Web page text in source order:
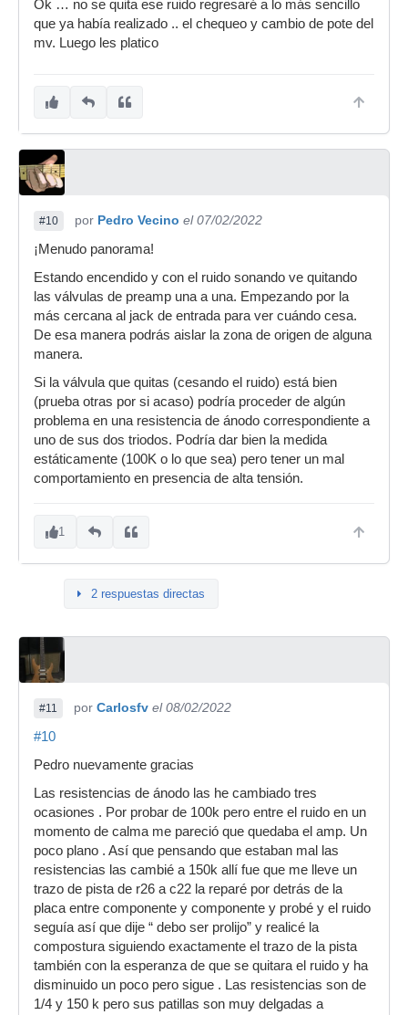
Ok … no se quita ese ruido regresaré a lo más sencillo
que ya había realizado .. el chequeo y cambio de pote del
mv. Luego les platico
#10 por Pedro Vecino el 07/02/2022
¡Menudo panorama!
Estando encendido y con el ruido sonando ve quitando
las válvulas de preamp una a una. Empezando por la
más cercana al jack de entrada para ver cuándo cesa.
De esa manera podrás aislar la zona de origen de alguna
manera.
Si la válvula que quitas (cesando el ruido) está bien
(prueba otras por si acaso) podría proceder de algún
problema en una resistencia de ánodo correspondiente a
uno de sus dos triodos. Podría dar bien la medida
estáticamente (100K o lo que sea) pero tener un mal
comportamiento en presencia de alta tensión.
1
2 respuestas directas
#11 por Carlosfv el 08/02/2022
#10
Pedro nuevamente gracias
Las resistencias de ánodo las he cambiado tres
ocasiones . Por probar de 100k pero entre el ruido en un
momento de calma me pareció que quedaba el amp. Un
poco plano . Así que pensando que estaban mal las
resistencias las cambié a 150k allí fue que me lleve un
trazo de pista de r26 a c22 la reparé por detrás de la
placa entre componente y componente y probé y el ruido
seguía así que dije “ debo ser prolijo” y realicé la
compostura siguiendo exactamente el trazo de la pista
también con la esperanza de que se quitara el ruido y ha
disminuido un poco pero sigue . Las resistencias son de
1/4 y 150 k pero sus patillas son muy delgadas a